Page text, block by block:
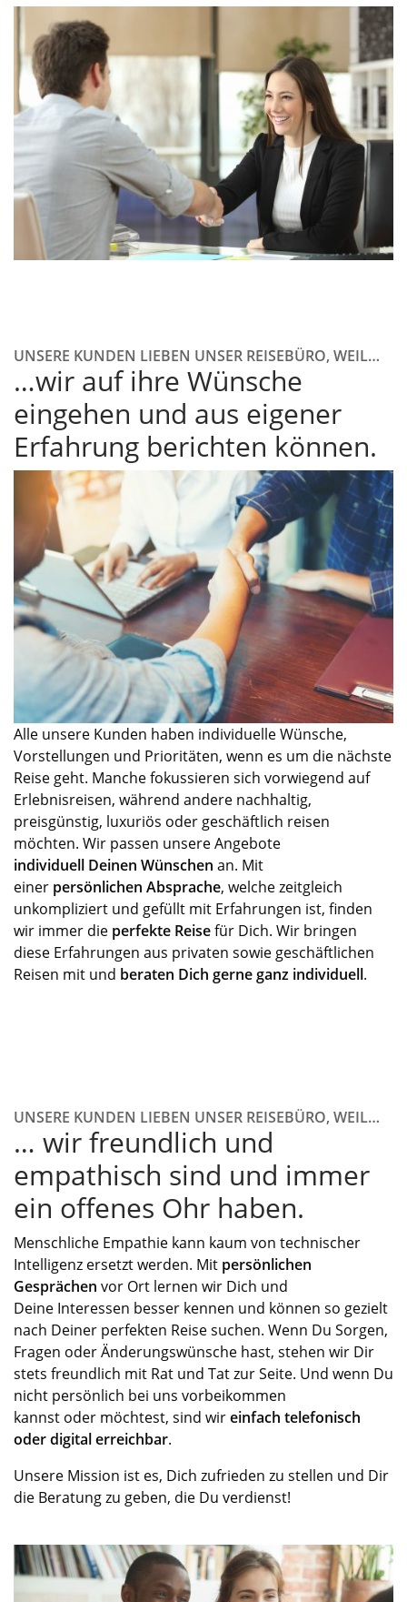
UNSERE KUNDEN LIEBEN UNSER REISEBÜRO, WEIL…
…wir auf ihre Wünsche
eingehen und aus eigener
Erfahrung berichten können.
Alle unsere Kunden haben individuelle Wünsche,
Vorstellungen und Prioritäten, wenn es um die nächste
Reise geht. Manche fokussieren sich vorwiegend auf
Erlebnisreisen, während andere nachhaltig,
preisgünstig, luxuriös oder geschäftlich reisen
möchten. Wir passen unsereAngebote
individuell Deinen Wünschen an. Mit
einer persönlichen Absprache, welche zeitgleich
unkompliziert und gefüllt mit Erfahrungen ist, finden
wir immer die perfekte Reisefür Dich. Wir bringen
diese Erfahrungen aus privaten sowie geschäftlichen
Reisen mit und beraten Dich gerneganz individuell.
UNSERE KUNDEN LIEBEN UNSER REISEBÜRO, WEIL…
… wir freundlich und
empathisch sind und immer
ein offenes Ohr haben.
Menschliche Empathie kann kaum von technischer
Intelligenz ersetzt werden. Mit persönlichen
Gesprächen vor Ort lernen wir Dich und
Deine Interessen besser kennen und können so gezielt
nach Deiner perfekten Reise suchen. Wenn Du Sorgen,
Fragen oder Änderungswünsche hast, stehen wir Dir
stets freundlich mit Rat und Tat zur Seite. Und wenn Du
nicht persönlich bei uns vorbeikommen
kannst oder möchtest, sind wireinfach telefonisch
oder digital erreichbar.
Unsere Mission ist es, Dich zufrieden zu stellen und Dir
die Beratung zu geben, die Du verdienst!